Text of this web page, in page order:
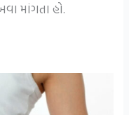
માંગતા હો.